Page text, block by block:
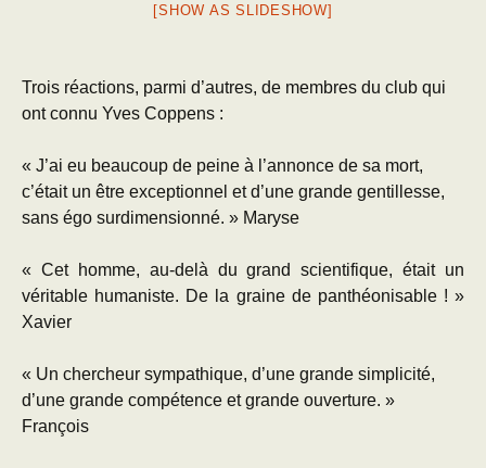
[SHOW AS SLIDESHOW]
Trois réactions, parmi d’autres, de membres du club qui
ont connu Yves Coppens :
« J’ai eu beaucoup de peine à l’annonce de sa mort,
c’était un être exceptionnel et d’une grande gentillesse,
sans égo surdimensionné. » Maryse
« Cet homme, au-delà du grand scientifique, était un
véritable humaniste. De la graine de panthéonisable ! »
Xavier
« Un chercheur sympathique, d’une grande simplicité,
d’une grande compétence et grande ouverture. »
François